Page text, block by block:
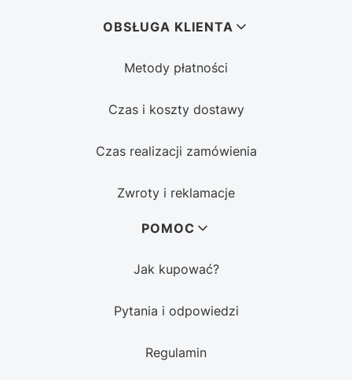
OBSŁUGA KLIENTA
Metody płatności
Czas i koszty dostawy
Czas realizacji zamówienia
Zwroty i reklamacje
POMOC
Jak kupować?
Pytania i odpowiedzi
Regulamin